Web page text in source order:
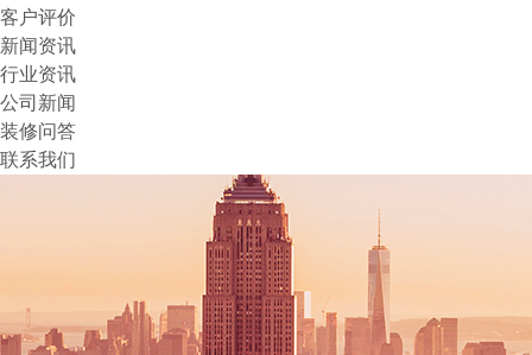
客户评价
新闻资讯
行业资讯
公司新闻
装修问答
联系我们